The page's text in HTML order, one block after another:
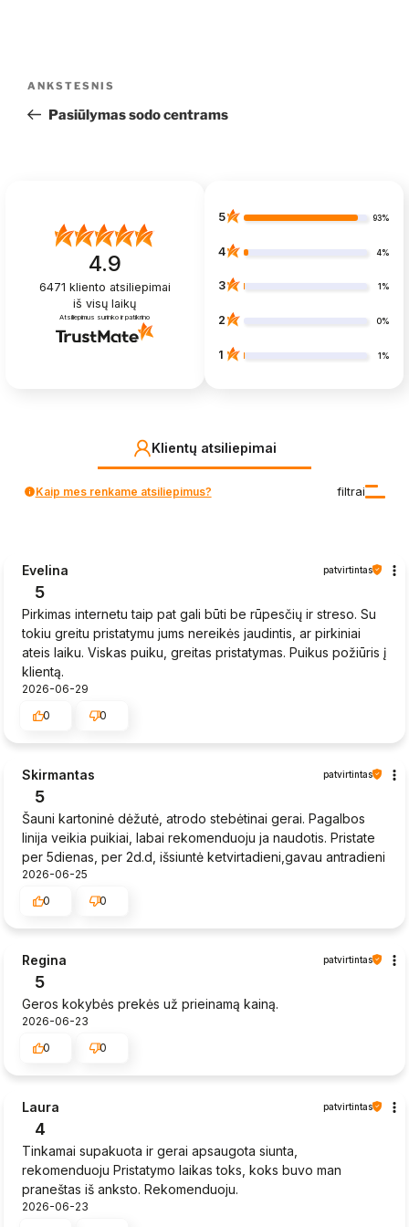
įrašų
Ankstesnis
įrašas
ANKSTESNIS
Pasiūlymas sodo centrams
4.9
6471 kliento atsiliepimai
iš visų laikų
Atsiliepimus surinko ir patikrino
5 93%
4 4%
3 1%
2 0%
1 1%
Klientų atsiliepimai
filtrai
Kaip mes renkame atsiliepimus?
Evelina patvirtintas
5
Pirkimas internetu taip pat gali būti be rūpesčių ir streso. Su
tokiu greitu pristatymu jums nereikės jaudintis, ar pirkiniai
ateis laiku. Viskas puiku, greitas pristatymas. Puikus požiūris į
klientą.
2026-06-29
0
0
Skirmantas patvirtintas
5
Šauni kartoninė dėžutė, atrodo stebėtinai gerai. Pagalbos
linija veikia puikiai, labai rekomenduoju ja naudotis. Pristate
per 5dienas, per 2d.d, išsiuntė ketvirtadieni,gavau antradieni
2026-06-25
0
0
Regina patvirtintas
5
Geros kokybės prekės už prieinamą kainą.
2026-06-23
0
0
Laura patvirtintas
4
Tinkamai supakuota ir gerai apsaugota siunta,
rekomenduoju Pristatymo laikas toks, koks buvo man
praneštas iš anksto. Rekomenduoju.
2026-06-23